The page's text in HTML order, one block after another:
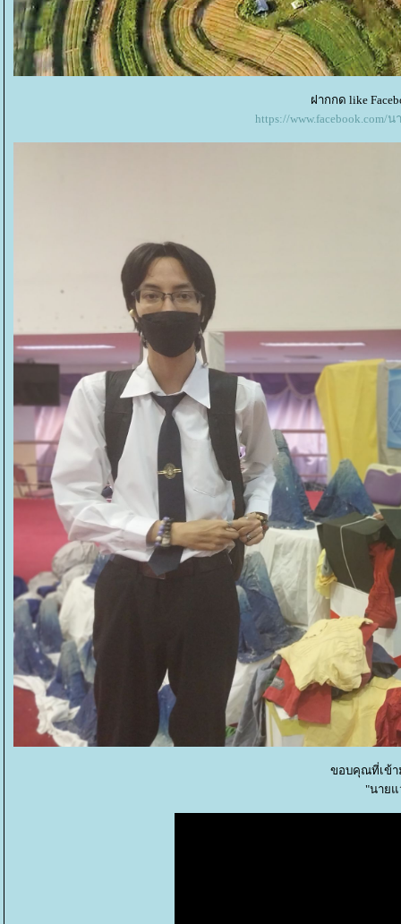
ฝากกด like
https://www.facebook.com/
ขอบคุณที่เข้า
"นายแ